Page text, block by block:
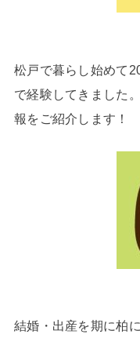
松戸で暮らし始めて
で経験してきました
報をご紹介します！
結婚・出産を期に柏